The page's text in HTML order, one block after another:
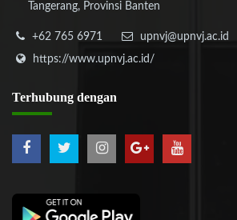
Tangerang, Provinsi Banten
+62 765 6971
upnvj@upnvj.ac.id
https://www.upnvj.ac.id/
Terhubung dengan